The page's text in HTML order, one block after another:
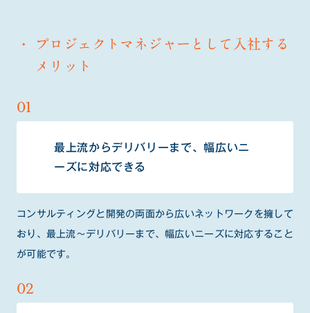
05 プロジェクトマネジメントコンサルタント
社員の話を聞いてみる
プロジェクトマネジャーとして入社する
メリット
最上流からデリバリーまで、幅広いニ
ーズに対応できる
コンサルティングと開発の両面から広いネットワークを擁して
おり、最上流～デリバリーまで、幅広いニーズに対応すること
が可能です。